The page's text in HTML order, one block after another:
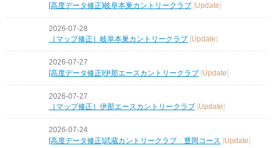
[高度データ修正]岐阜本巣カントリークラブ [Update]
2026-07-28
［マップ修正］岐阜本巣カントリークラブ
Update
2026-07-27
[高度データ修正]伊那エースカントリークラブ [Update]
2026-07-27
［マップ修正］伊那エースカントリークラブ
Update
2026-07-24
[高度データ修正]武蔵カントリークラブ 豊岡コース [Update]